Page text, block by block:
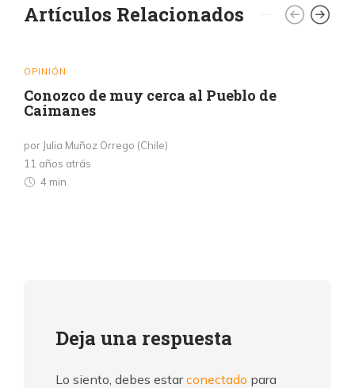
Artículos Relacionados
OPINIÓN
Conozco de muy cerca al Pueblo de
Caimanes
por Julia Muñoz Orrego (Chile)
11 años atrás
4 min
Deja una respuesta
Lo siento, debes estarconectado para